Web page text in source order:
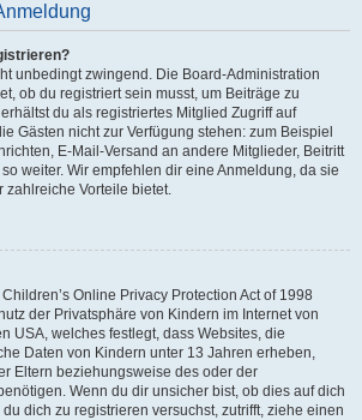
unbedingt zwingend. Die Board-Administration
ob du registriert sein musst, um Beiträge zu
du als registriertes Mitglied Zugriff auf
Gästen nicht zur Verfügung stehen: zum Beispiel
E-Mail-Versand an andere Mitglieder, Beitritt
weiter. Wir empfehlen dir eine Anmeldung, da sie
zahlreiche Vorteile bietet.
Online Privacy Protection Act of 1998
der Privatsphäre von Kindern im Internet von
USA, welches festlegt, dass Websites, die
Daten von Kindern unter 13 Jahren erheben,
Eltern beziehungsweise des oder der
Wenn du dir unsicher bist, ob dies auf dich
dich zu registrieren versuchst, zutrifft, ziehe einen